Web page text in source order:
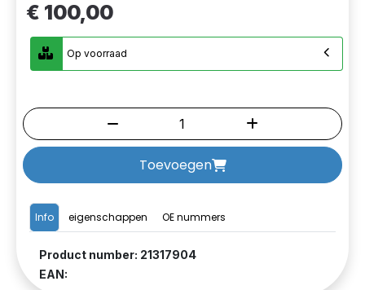
Info eigenschappen OE nummers
Product number: 21317904
EAN:
€ 100,00
Op voorraad
Toevoegen